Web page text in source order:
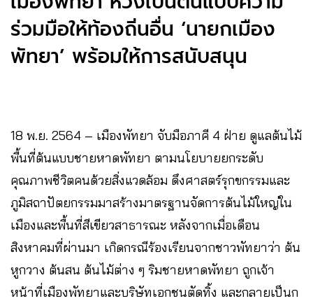
ร่วมมือให้ท้องถิ่นอื่น ‘นายกเมือง
พัทยา’ พร้อมให้การสนับสนุน
18 พ.ย. 2564 – เมืองพัทยา จับมือภาคี 4 ฝ่าย ดูแลต้นไม้
พื้นที่ต้นแบบชายหาดพัทยา ตามนโยบายยกระดับ
คุณภาพชีวิตคนด้วยสิ่งแวดล้อม ดึงศาสตร์รุกขกรรมและ
ภูมิสถาปัตยกรรมมาสร้างมาตรฐานจัดการต้นไม้ใหญ่ใน
เมืองและพื้นที่สีเขียวสาธารณะ หลังจากเมื่อเดือน
สิงหาคมที่ผ่านมา เกิดกรณีร้องเรียนจากชาวพัทยาว่า ต้น
หูกวาง ต้นสน ต้นไม้ต่าง ๆ ริมชายหาดพัทยา ถูกเจ้า
หน้าที่เมืองพัทยาและบริษัทเอกชนตัดทิ้ง และกลายเป็นก